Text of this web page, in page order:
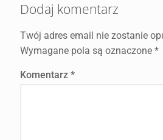
Dodaj komentarz
Twój adres email nie zostanie
Wymagane pola są oznaczone *
Komentarz *